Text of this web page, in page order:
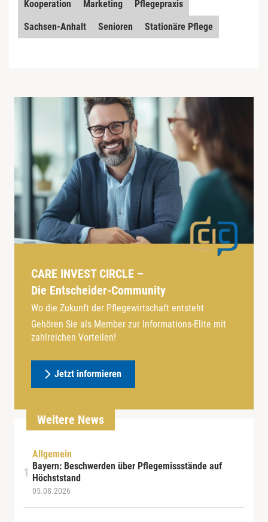
Kooperation Marketing
Pflegepraxis
Sachsen-Anhalt
Senioren Stationäre Pflege
CARE INVEST CIRCLE –
Die Entscheider-Community
Wo die Zukunft der Pflegewirtschaft entsteht
Gehören Sie als Member zur Informations-Elite mit
zahlreichen Vorteilen!
Jetzt informieren
Weitere News
Allgemein
Bayern: Beschwerden über Pflegemissstände auf
Höchststand
05.08.2026